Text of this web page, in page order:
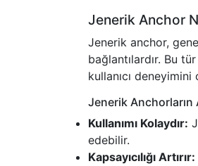
Jenerik Anchor
Jenerik anchor,
bağlantılardır. Bu
kullanıcı
Jenerik Anchorların
Kullanımı Kolaydır:
edebilir.
Kapsayıcılığı Artırır: